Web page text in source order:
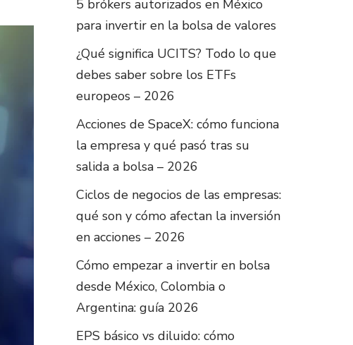
5 brókers autorizados en México
para invertir en la bolsa de valores
¿Qué significa UCITS? Todo lo que
debes saber sobre los ETFs
europeos – 2026
Acciones de SpaceX: cómo funciona
la empresa y qué pasó tras su
salida a bolsa – 2026
Ciclos de negocios de las empresas:
qué son y cómo afectan la inversión
en acciones – 2026
Cómo empezar a invertir en bolsa
desde México, Colombia o
Argentina: guía 2026
EPS básico vs diluido: cómo